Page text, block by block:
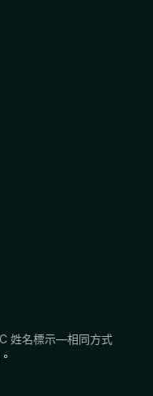
姓名標示—相同方式